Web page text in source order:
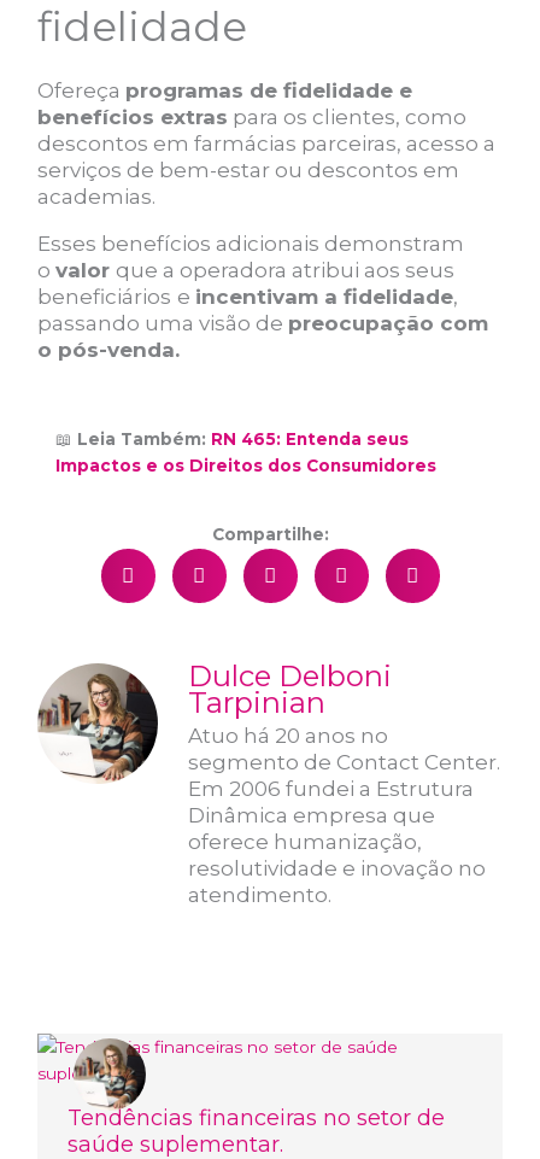
fidelidade
Ofereça programas de fidelidade e
benefícios extras para os clientes, como
descontos em farmácias parceiras, acesso a
serviços de bem-estar ou descontos em
academias.
Esses benefícios adicionais demonstram
ovalor que a operadora atribui aos seus
beneficiários e incentivam a fidelidade,
passando uma visão de preocupação com
o pós-venda.
📖 Leia Também: RN 465: Entenda seus
Impactos e os Direitos dos Consumidores
Compartilhe:
Dulce Delboni
Tarpinian
Atuo há 20 anos no
segmento de Contact Center.
Em 2006 fundei a Estrutura
Dinâmica empresa que
oferece humanização,
resolutividade e inovação no
atendimento.
Tendências financeiras no setor de
saúde suplementar.